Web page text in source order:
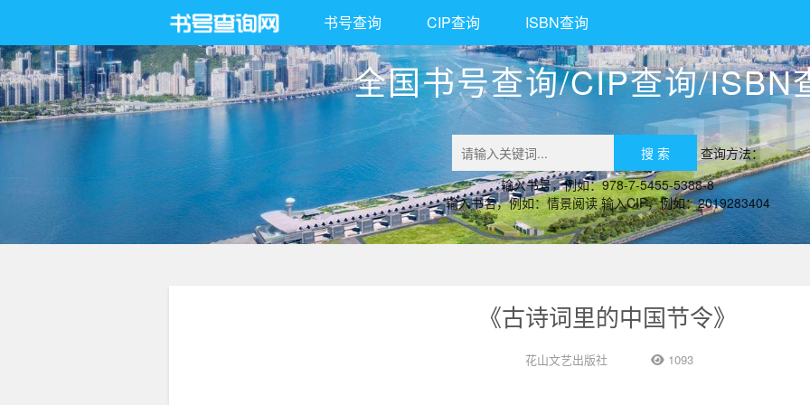
书号查询 CIP查询 ISBN查询
全国书号查询/CIP查询/ISBN
查询方法：
输入书号，例如：978-7-5455-5388-8
输入书名，例如：情景阅读 输入CIP，例如：2019283404
《古诗词里的中国节令》
花山文艺出版社 1093